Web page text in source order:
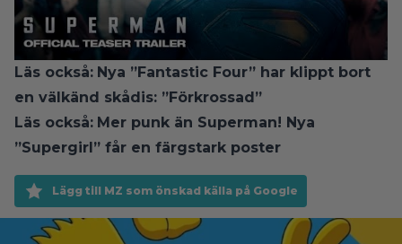
Läs också: Nya ”Fantastic Four” har klippt bort
en välkänd skådis: ”Förkrossad”
Läs också: Mer punk än Superman! Nya
”Supergirl” får en färgstark poster
Lägg till MZ som önskad källa på Google